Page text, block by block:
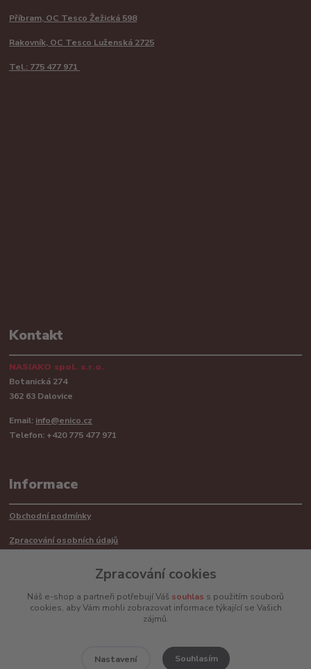
Příbram, OC Tesco Žežická 598
Rakovník, OC Tesco Luženská 2725
Tel.: 775 477 971
Kontakt
NASIAKO spol. s.r.o.
Botanická 274
362 63 Dalovice
Email: info@enico.cz
Telefon: +420 775 477 971
Informace
Obchodní podmínky
Zpracování osobních údajů
Mimosoudní řešení sporů ADR
Zpracování cookies
Náš e-shop a partneři potřebují Váš souhlas s použitím souborů
cookies, aby Vám mohli zobrazovat informace týkající se Vašich
zájmů.
Nastavení Souhlasím